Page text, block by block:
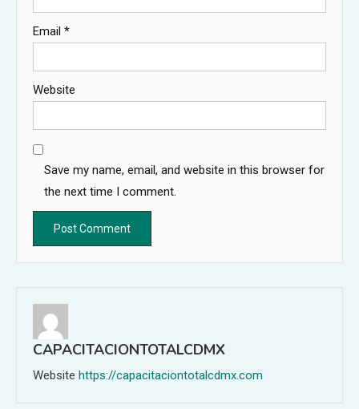
Email *
Website
Save my name, email, and website in this browser for
the next time I comment.
CAPACITACIONTOTALCDMX
Website https://capacitaciontotalcdmx.com